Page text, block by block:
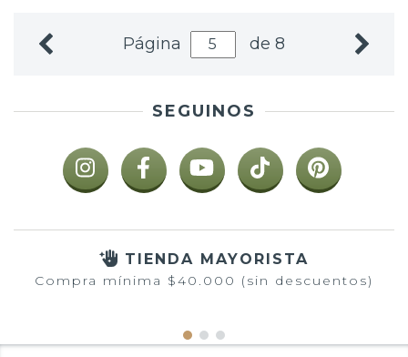
Página de 8
SEGUINOS
TIENDA MAYORISTA
Compra mínima $40.000 (sin descuentos)